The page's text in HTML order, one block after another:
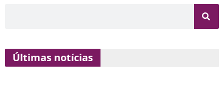
Últimas notícias